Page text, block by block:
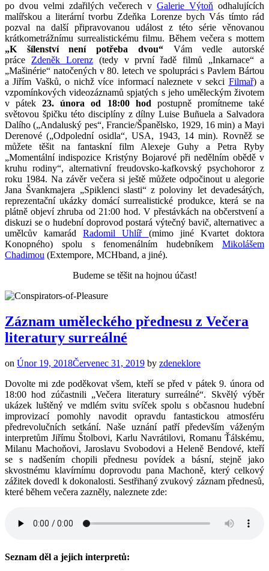
po dvou velmi zdařilých večerech v Galerie Výtoň odhalujících
malířskou a literární tvorbu Zdeňka Lorenze bych Vás tímto rád
pozval na další připravovanou událost z této série věnovanou
krátkometrážnímu surrealistickému filmu. Během večera s mottem
„K šílenství není potřeba dvou“Vám vedle autorské
práce Zdeněk Lorenz(tedy v první řadě filmů „Inkarnace“ a
„Mašinérie“ natočených v 80. letech ve spolupráci s Pavlem Bártou
a Jiřím Vašků, o nichž více informací naleznete v sekci Filmař) a
vzpomínkových videozáznamů spjatých s jeho uměleckým životem
v pátek 23. února od 18:00 hod postupně promítneme také
světovou špičku této disciplíny z dílny Luise Buñuela a Salvadora
Dalího („Andaluský pes“, Francie/Španělsko, 1929, 16 min) a Mayi
Derenové („Odpolední osidla“, USA, 1943, 14 min). Rovněž se
můžete těšit na fantaskní film Alexeje Guhy a Petra Ryby
„Momentální indispozice Kristýny Bojarové při nedělním obědě v
kruhu rodiny“, alternativní freudovsko-kafkovský psychohoror z
roku 1984. Na závěr večera si ještě můžete odpočinout u alegorie
Jana Švankmajera „Spiklenci slasti“ z poloviny let devadesátých,
reprezentační ukázky domácí surrealistické produkce, která se na
plátně objeví zhruba od 21:00 hod. V přestávkách na občerstvení a
diskuzi se o hudební doprovod postará výtečný bavič, alternativec a
umělcův kamarádRadomil Uhlíř (mimo jiné Kvartet doktora
Konopného) spolu s fenomenálním hudebníkem Mikolášem
Chadimou (Extempore, MCHband, a jiné).
Budeme se těšit na hojnou účast!
Záznam uměleckého přednesu z Večera
literatury surreálné
on Únor 19, 2018Červenec 31, 2019 by zdeneklore
Dovolte mi zde poděkovat všem, kteří se před v pátek 9. února od
18:00 hod zúčastnili „Večera literatury surreálné“. Skvělý výběr
ukázek luštěný ve mdlém svitu svíček spolu s občasnou hudební
improvizací pomohly navodit opravdu fantastickou atmosféru
předrevolučních setkání. Naše uznání patří především váženým
interpretům Jiřímu Štolbovi, Karlu Navrátilovi, Romanu Ťálskému,
Milanu Machoňovi, Jaroslavu Svobodovi a Heleně Bendové, kteří
se s nadšením chopili přednesu povídek a básní, stejně jako
skvostnému klavírnímu doprovodu pana Machoně, který celkový
zážitek dovedl k dokonalosti. Sestřihaný zvukový záznam přednesů,
které během večera zazněly, naleznete zde:
Seznam děl a jejich interpretů: